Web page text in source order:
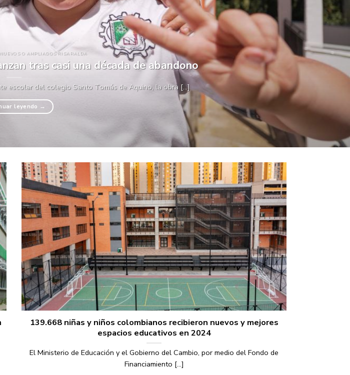
O AMPLIADOS RISARALDA
tras casi una década de abandono
escolar del colegio Santo Tomás de Aquino, la obra [...]
leyendo →
139.668 niñas y niños colombianos recibieron nuevos y mejores
espacios educativos en 2024
El Ministerio de Educación y el Gobierno del Cambio, por medio del Fondo de
Financiamiento [...]